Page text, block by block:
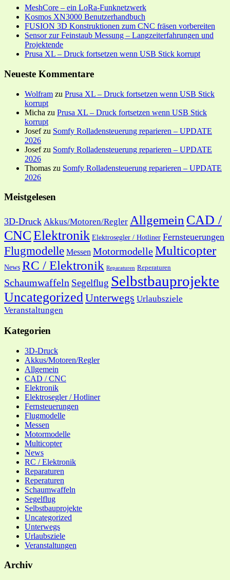
MeshCore – ein LoRa-Funknetzwerk
Kosmos XN3000 Benutzerhandbuch
FUSION 3D Konstruktionen zum CNC fräsen vorbereiten
Sensor zur Feinstaub Messung – Langzeiterfahrungen und
Projektende
Prusa XL – Druck fortsetzen wenn USB Stick korrupt
Neueste Kommentare
Wolfram zu Prusa XL – Druck fortsetzen wenn USB Stick
korrupt
Micha zu Prusa XL – Druck fortsetzen wenn USB Stick
korrupt
Josefzu Somfy Rolladensteuerung reparieren – UPDATE
2026
Josefzu Somfy Rolladensteuerung reparieren – UPDATE
2026
Thomas zu Somfy Rolladensteuerung reparieren – UPDATE
2026
Meistgelesen
3D-Druck Akkus/Motoren/Regler Allgemein CAD /
CNCElektronik Elektrosegler / Hotliner Fernsteuerungen
Flugmodelle Messen MotormodelleMulticopter
News RC / Elektronik Reparaturen Reperaturen
Schaumwaffeln Segelflug Selbstbauprojekte
UncategorizedUnterwegs Urlaubsziele
Veranstaltungen
Kategorien
3D-Druck
Akkus/Motoren/Regler
Allgemein
CAD / CNC
Elektronik
Elektrosegler / Hotliner
Fernsteuerungen
Flugmodelle
Messen
Motormodelle
Multicopter
News
RC / Elektronik
Reparaturen
Reperaturen
Schaumwaffeln
Segelflug
Selbstbauprojekte
Uncategorized
Unterwegs
Urlaubsziele
Veranstaltungen
Archiv